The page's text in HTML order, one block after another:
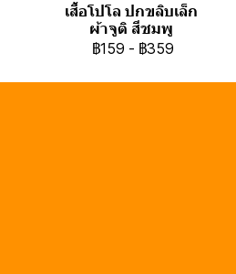
เสื้อโปโล ปกขลิบเล็ก
ผ้าจูติ สีชมพู
฿159 - ฿359